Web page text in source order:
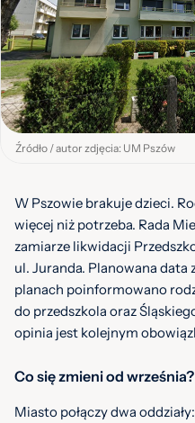
Źródło / autor zdjęcia: UM Pszów
W Pszowie brakuje dzieci.
więcej niż potrzeba. Rada
zamiarze likwidacji
ul. Juranda. Planowana data
planach poinformowano
do przedszkola oraz
opinia jest kolejnym
Co się zmieni od września?
Miasto połączy dwa